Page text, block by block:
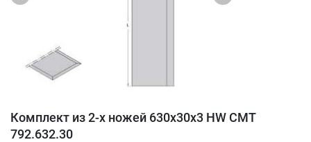
Комплект из 2-х ножей 630x30x3 HW CMT
792.632.30